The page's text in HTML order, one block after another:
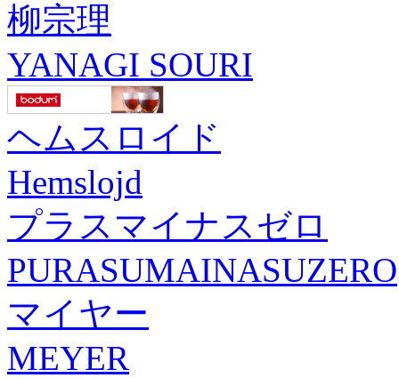
柳宗理
YANAGI SOURI
ヘムスロイド
Hemslojd
プラスマイナスゼロ
PURASUMAINASUZERO
マイヤー
MEYER